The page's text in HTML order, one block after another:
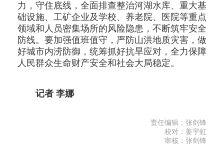
力，守住底线，全面排查整治河湖水库、重大基
础设施、工矿企业及学校、养老院、医院等重点
领域和人员密集场所的风险隐患，不断筑牢安全
防线。要加强值班值守，严防山洪地质灾害，做
好城市内涝防御，统筹抓好抗旱应对，全力保障
人民群众生命财产安全和社会大局稳定。
记者 李娜
责任编辑：张剑锋
校对：姜宇虹
审核：张剑锋